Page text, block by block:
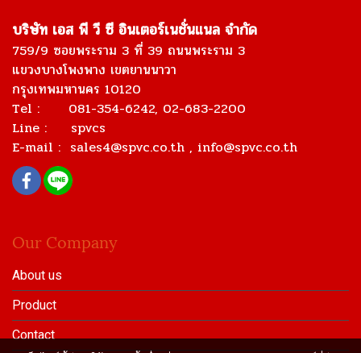
บริษัท เอส พี วี ซี อินเตอร์เนชั่นแนล จำกัด
759/9 ซอยพระราม 3 ที่ 39 ถนนพระราม 3
แขวงบางโพงพาง เขตยานนาวา
กรุงเทพมหานคร 10120
Tel : 081-354-6242, 02-683-2200
Line : spvcs
E-mail : sales4@spvc.co.th , info@spvc.co.th
Our Company
About us
Product
Contact